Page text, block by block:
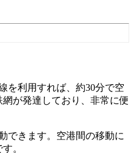
を利用すれば、約30分で空
が発達しており、非常に便
できます。空港間の移動に
。